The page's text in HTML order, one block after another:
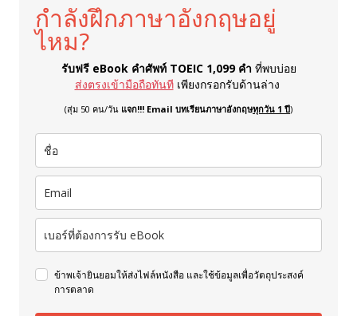
กำลังฝึกภาษาอังกฤษอยู่
ไหม?
รับฟรี eBook คำศัพท์ TOEIC 1,099 คำ ที่พบบ่อย
ส่งตรงเข้ามือถือทันที เพียงกรอกรับด้านล่าง
(สุ่ม 50 คน/วัน แจก!!! Email บทเรียนภาษาอังกฤษทุกวัน 1 ปี)
ข้าพเจ้ายินยอมให้ส่งไฟล์หนังสือ และใช้ข้อมูลเพื่อวัตถุประสงค์
การตลาด